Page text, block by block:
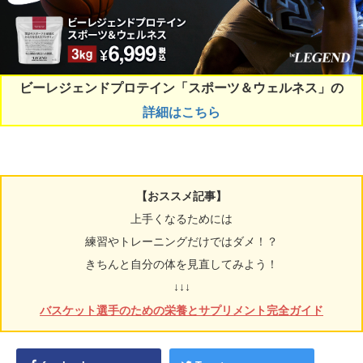
ビーレジェンドプロテイン「スポーツ＆ウェルネス」の
詳細はこちら
【おススメ記事】
上手くなるためには
練習やトレーニングだけではダメ！？
きちんと自分の体を見直してみよう！
↓↓↓
バスケット選手のための栄養とサプリメント完全ガイド